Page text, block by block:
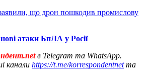
що дрон пошкодив промислову
атаки БпЛА у Росії
в Telegram та WhatsApp.
канали https://t.me/korrespondentnetта